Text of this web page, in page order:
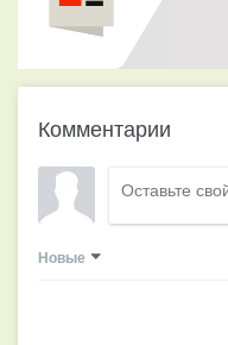
Комментарии
Новые